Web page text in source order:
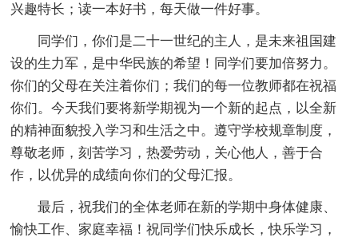
兴趣特长；读一本好书，每天做一件好事。
同学们，你们是二十一世纪的主人，是未来祖国建
设的生力军，是中华民族的希望！同学们要加倍努力。
你们的父母在关注着你们；我们的每一位教师都在祝福
你们。今天我们要将新学期视为一个新的起点，以全新
的精神面貌投入学习和生活之中。遵守学校规章制度，
尊敬老师，刻苦学习，热爱劳动，关心他人，善于合
作，以优异的成绩向你们的父母汇报。
最后，祝我们的全体老师在新的学期中身体健康、
愉快工作、家庭幸福！祝同学们快乐成长，快乐学习，